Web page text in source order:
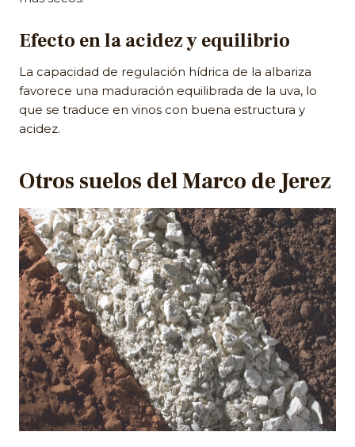
Efecto en la acidez y equilibrio
La capacidad de regulación hídrica de la albariza
favorece una maduración equilibrada de la uva, lo
que se traduce en vinos con buena estructura y
acidez.
Otros suelos del Marco de Jerez